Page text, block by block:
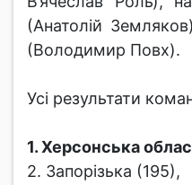
(Анатолій
(Володимир Повх).
Усі результати
1. Херсонська
2. Запорізька (195),